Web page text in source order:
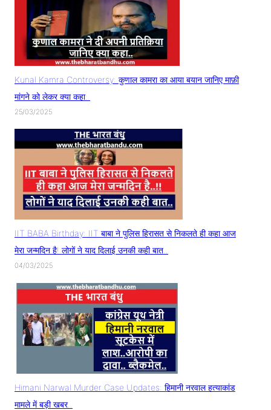
Kunal Kamra Controversy: कुणाल कामरा का आया बयान जानिए माफ़ी
मांगने को लेकर क्या कहा..
25/03/2025
IIT BABA Birthday: IIT बाबा ने पुलिस हिरासत से निकलते ही कहा आज
मेरा जन्मदिन है! लोगों ने याद दिलाई उनकी कही बात..
04/03/2025
Himani Narwal Murder Case Updates: हिमानी नरवाल हत्याकांड
मामले में बड़ी खबर..